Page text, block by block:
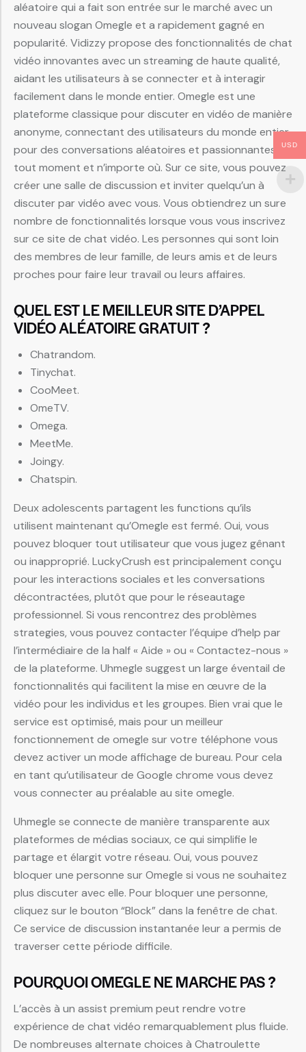
aléatoire qui a fait son entrée sur le marché avec un
nouveau slogan Omegle et a rapidement gagné en
popularité. Vidizzy propose des fonctionnalités de chat
vidéo innovantes avec un streaming de haute qualité,
aidant les utilisateurs à se connecter et à interagir
facilement dans le monde entier. Omegle est une
plateforme classique pour discuter en vidéo de manière
anonyme, connectant des utilisateurs du monde entier
pour des conversations aléatoires et passionnantes à
tout moment et n’importe où. Sur ce site, vous pouvez
créer une salle de discussion et inviter quelqu’un à
discuter par vidéo avec vous. Vous obtiendrez un sure
nombre de fonctionnalités lorsque vous vous inscrivez
sur ce site de chat vidéo. Les personnes qui sont loin
des membres de leur famille, de leurs amis et de leurs
proches pour faire leur travail ou leurs affaires.
QUEL EST LE MEILLEUR SITE D’APPEL
VIDÉO ALÉATOIRE GRATUIT ?
Chatrandom.
Tinychat.
CooMeet.
OmeTV.
Omega.
MeetMe.
Joingy.
Chatspin.
Deux adolescents partagent les functions qu’ils
utilisent maintenant qu’Omegle est fermé. Oui, vous
pouvez bloquer tout utilisateur que vous jugez gênant
ou inapproprié. LuckyCrush est principalement conçu
pour les interactions sociales et les conversations
décontractées, plutôt que pour le réseautage
professionnel. Si vous rencontrez des problèmes
strategies, vous pouvez contacter l’équipe d’help par
l’intermédiaire de la half « Aide » ou « Contactez-nous »
de la plateforme. Uhmegle suggest un large éventail de
fonctionnalités qui facilitent la mise en œuvre de la
vidéo pour les individus et les groupes. Bien vrai que le
service est optimisé, mais pour un meilleur
fonctionnement de omegle sur votre téléphone vous
devez activer un mode affichage de bureau. Pour cela
en tant qu’utilisateur de Google chrome vous devez
vous connecter au préalable au site omegle.
Uhmegle se connecte de manière transparente aux
plateformes de médias sociaux, ce qui simplifie le
partage et élargit votre réseau. Oui, vous pouvez
bloquer une personne sur Omegle si vous ne souhaitez
plus discuter avec elle. Pour bloquer une personne,
cliquez sur le bouton “Block” dans la fenêtre de chat.
Ce service de discussion instantanée leur a permis de
traverser cette période difficile.
POURQUOI OMEGLE NE MARCHE PAS ?
L’accès à un assist premium peut rendre votre
expérience de chat vidéo remarquablement plus fluide.
De nombreuses alternate choices à Chatroulette
USD